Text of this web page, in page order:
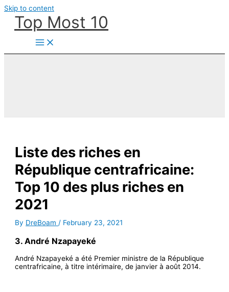
Skip to content
Top Most 10
Liste des riches en
République centrafricaine:
Top 10 des plus riches en
2021
By DreBoam/ February 23, 2021
3. André Nzapayeké
André Nzapayeké a été Premier ministre de la République
centrafricaine, à titre intérimaire, de janvier à août 2014.